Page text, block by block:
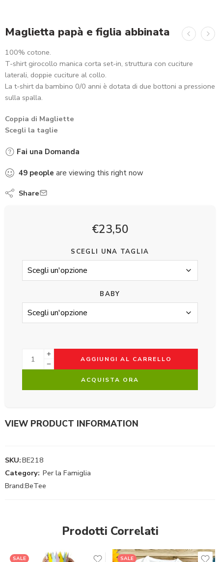
Maglietta papà e figlia abbinata
100% cotone.
T-shirt girocollo manica corta set-in, struttura con cuciture
laterali, doppie cuciture al collo.
La t-shirt da bambino 0/0 anni è dotata di due bottoni a pressione
sulla spalla.
Coppia di Magliette
Scegli la taglie
Fai una Domanda
49 people are viewing this right now
Share
€23,50
SCEGLI UNA TAGLIA
BABY
AGGIUNGI AL CARRELLO
ACQUISTA ORA
VIEW PRODUCT INFORMATION
SKU:BE218
Category: Per la Famiglia
Brand:BeTee
Prodotti Correlati
SALE SALE